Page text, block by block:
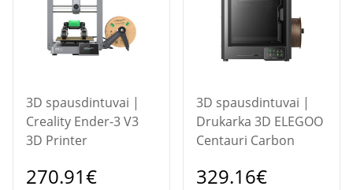
3D spausdintuvai |
Creality Ender-3 V3
3D Printer
270.91€
3D spausdintuvai |
Drukarka 3D ELEGOO
Centauri Carbon
329.16€